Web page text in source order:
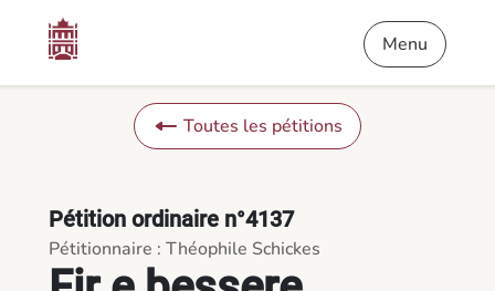
Fir e bessere Schutz vun der Privatsphär: Den Numm an
Menu
Toutes les pétitions
Pétition ordinaire n°4137
Pétitionnaire : Théophile Schickes